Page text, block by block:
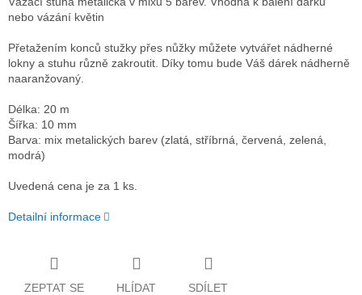
nebo vázání květin
Přetažením konců stužky přes nůžky můžete vytvářet nádherné
lokny a stuhu různě zakroutit. Díky tomu bude Váš dárek nádherně
naaranžovaný.
Délka: 20 m
Šířka: 10 mm
Barva: mix metalických barev (zlatá, stříbrná, červená, zelená,
modrá)
Uvedená cena je za 1 ks.
Detailní informace
ZEPTAT SE HLÍDAT SDÍLET